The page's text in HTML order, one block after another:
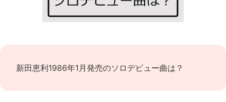
新田恵利1986年1月発売のソロデビュー曲は？